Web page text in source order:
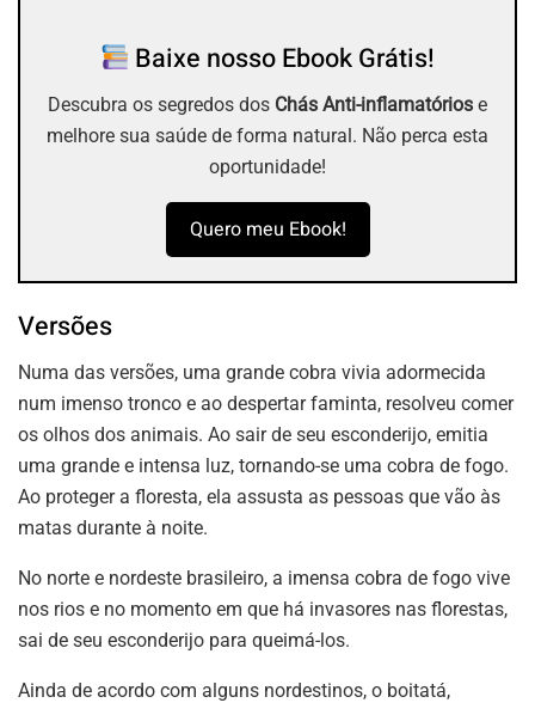
Baixe nosso Ebook Grátis!
Descubra os segredos dos Chás Anti-inflamatórios e
melhore sua saúde de forma natural. Não perca esta
oportunidade!
Quero meu Ebook!
Versões
Numa das versões, uma grande cobra vivia adormecida
num imenso tronco e ao despertar faminta, resolveu comer
os olhos dos animais. Ao sair de seu esconderijo, emitia
uma grande e intensa luz, tornando-se uma cobra de fogo.
Ao proteger a floresta, ela assusta as pessoas que vão às
matas durante à noite.
No norte e nordeste brasileiro, a imensa cobra de fogo vive
nos rios e no momento em que há invasores nas florestas,
sai de seu esconderijo para queimá-los.
Ainda de acordo com alguns nordestinos, o boitatá,